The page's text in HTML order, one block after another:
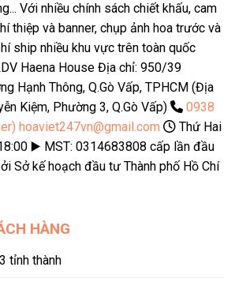
Với nhiều chính sách chiết khấu, cam
thiệp và banner, chụp ảnh hoa trước và
ship nhiều khu vực trên toàn quốc
Haena House Địa chỉ: 950/39
Hạnh Thông, Q.Gò Vấp, TPHCM (Địa
Kiệm, Phường 3, Q.Gò Vấp)
0938
hoaviet247vn@gmail.com
Thứ Hai
▶️ MST: 0314683808 cấp lần đầu
Sở kế hoạch đầu tư Thành phố Hồ Chí
HÀNG
tỉnh thành